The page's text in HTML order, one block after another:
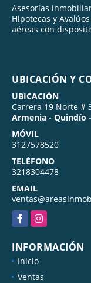
Asesorías
Hipotecas y
aéreas con
UBICACIÓN Y
UBICACIÓN
Carrera 19 Norte #
Armenia - Quindío
MÓVIL
3127578520
TELÉFONO
3218304478
EMAIL
FacebookInstagram
INFORMACIÓN
Inicio
Ventas